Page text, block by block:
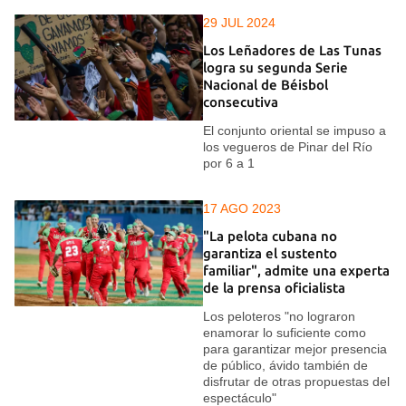
29 JUL 2024
Los Leñadores de Las Tunas
logra su segunda Serie
Nacional de Béisbol
consecutiva
El conjunto oriental se impuso a
los vegueros de Pinar del Río
por 6 a 1
17 AGO 2023
"La pelota cubana no
garantiza el sustento
familiar", admite una experta
de la prensa oficialista
Los peloteros "no lograron
enamorar lo suficiente como
para garantizar mejor presencia
de público, ávido también de
disfrutar de otras propuestas del
espectáculo"